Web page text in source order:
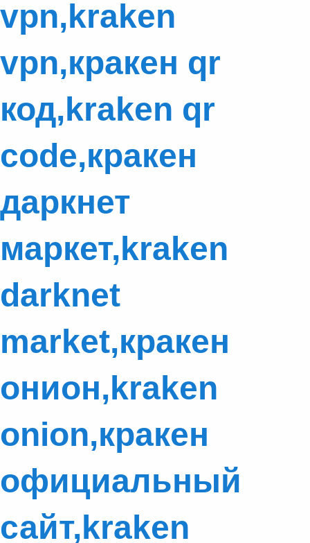
vpn,kraken
vpn,кракен qr
код,kraken qr
code,кракен
даркнет
маркет,kraken
darknet
market,кракен
онион,kraken
onion,кракен
официальный
сайт,kraken